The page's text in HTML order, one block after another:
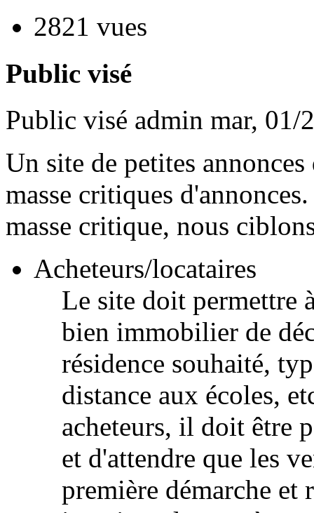
2821 vues
Public visé
Public visé admin mar, 01/
Un site de petites
masse critiques
masse critique, nous
Acheteurs/locataires
Le site doit permettre
bien immobilier de
résidence souhaité,
distance aux écoles,
acheteurs, il doit être
et d'attendre que les
première démarche et